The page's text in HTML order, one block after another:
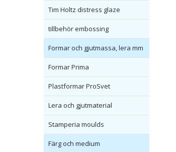
Tim Holtz distress glaze
tillbehör embossing
Formar och gjutmassa, lera mm
Formar Prima
Plastformar ProSvet
Lera och gjutmaterial
Stamperia moulds
Färg och medium